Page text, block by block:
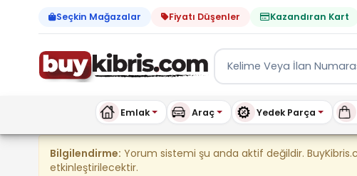
Seçkin Mağazalar Fiyatı Düşenler Kazandıran Kart
Emlak Araç Yedek Parça
Kıbrıs İlan Platformu |
Bilgilendirme: Yorum sistemi şu anda aktif değildir.
etkinleştirilecektir.